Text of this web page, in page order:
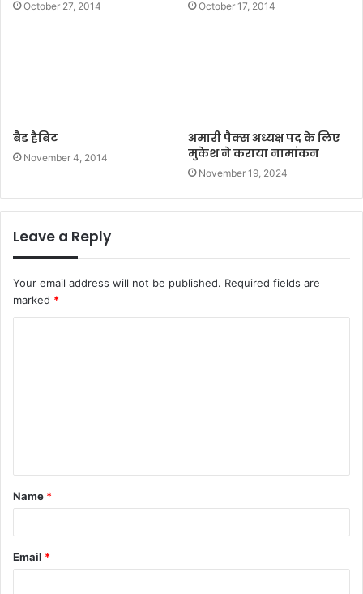
October 27, 2014 October 17, 2014
बैड हैबिट
November 4, 2014
अमारी पैक्स अध्यक्ष पद के लिए
मुकेश ने कराया नामांकन
November 19, 2024
Leave a Reply
Your email address will not be published. Required fields are
marked *
t
*
Name *
Email *